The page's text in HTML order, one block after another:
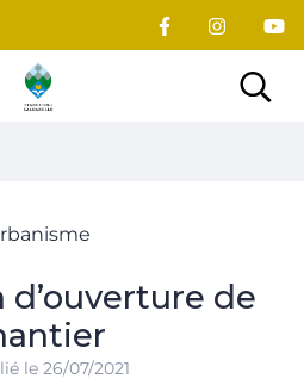
Site officiel du village
d’ouverture de
le 26/07/2021